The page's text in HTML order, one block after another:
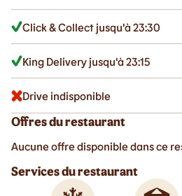
Click & Collect jusqu'à 23:30
King Delivery jusqu'à 23:15
Drive indisponible
Offres du restaurant
Aucune offre disponible dans ce
Services du restaurant